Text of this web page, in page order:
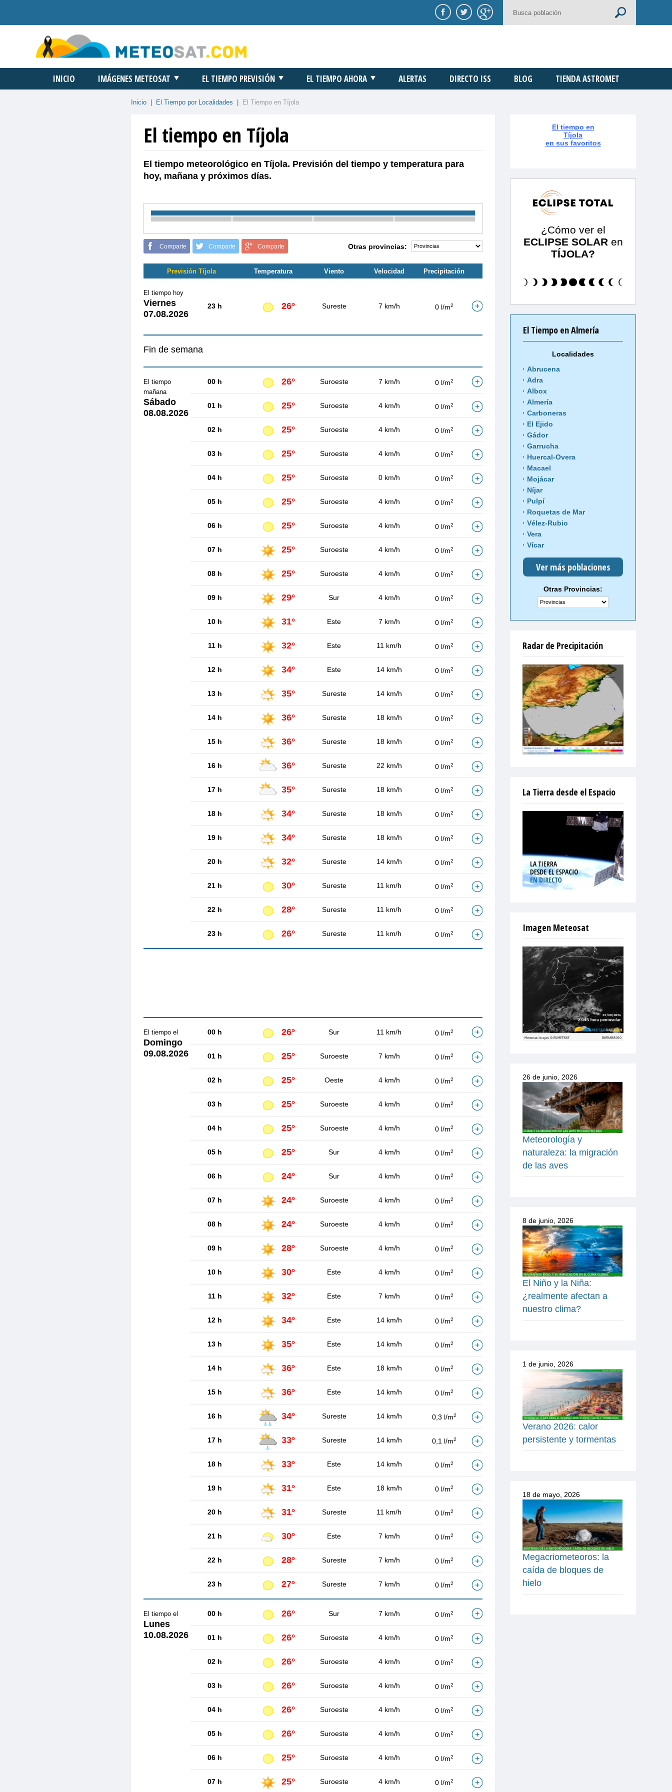
INICIO IMÁGENES METEOSAT EL TIEMPO PREVISIÓN EL TIEMPO AHORA ALERTAS DIRECTO ISS BLOG TIENDA ASTROMET
Inicio El Tiempo por Localidades El Tiempo en Tíjola
El tiempo en Tíjola
El tiempo meteorológico en Tíjola. Previsión del tiempo y temperatura para
hoy, mañana y próximos días.
Comparte Comparte Comparte Otras provincias:
Previsión Tíjola Temperatura Viento Velocidad Precipitación
El tiempo hoy
Viernes
07.08.2026
23 h 26° Sureste 7 km/h 0 l/m2
Fin de semana
El tiempo
mañana
Sábado
08.08.2026
00 h 26° Suroeste 7 km/h 0 l/m2
01 h 25° Suroeste 4 km/h 0 l/m2
02 h 25° Suroeste 4 km/h 0 l/m2
03 h 25° Suroeste 4 km/h 0 l/m2
04 h 25° Suroeste 0 km/h 0 l/m2
05 h 25° Suroeste 4 km/h 0 l/m2
06 h 25° Suroeste 4 km/h 0 l/m2
07 h 25° Suroeste 4 km/h 0 l/m2
08 h 25° Suroeste 4 km/h 0 l/m2
09 h 29° Sur 4 km/h 0 l/m2
10 h 31° Este 7 km/h 0 l/m2
11 h 32° Este 11 km/h 0 l/m2
12 h 34° Este 14 km/h 0 l/m2
13 h 35° Sureste 14 km/h 0 l/m2
14 h 36° Sureste 18 km/h 0 l/m2
15 h 36° Sureste 18 km/h 0 l/m2
16 h 36° Sureste 22 km/h 0 l/m2
17 h 35° Sureste 18 km/h 0 l/m2
18 h 34° Sureste 18 km/h 0 l/m2
19 h 34° Sureste 18 km/h 0 l/m2
20 h 32° Sureste 14 km/h 0 l/m2
21 h 30° Sureste 11 km/h 0 l/m2
22 h 28° Sureste 11 km/h 0 l/m2
23 h 26° Sureste 11 km/h 0 l/m2
El tiempo el
Domingo
09.08.2026
00 h 26° Sur 11 km/h 0 l/m2
01 h 25° Suroeste 7 km/h 0 l/m2
02 h 25° Oeste 4 km/h 0 l/m2
03 h 25° Suroeste 4 km/h 0 l/m2
04 h 25° Suroeste 4 km/h 0 l/m2
05 h 25° Sur 4 km/h 0 l/m2
06 h 24° Sur 4 km/h 0 l/m2
07 h 24° Suroeste 4 km/h 0 l/m2
08 h 24° Suroeste 4 km/h 0 l/m2
09 h 28° Suroeste 4 km/h 0 l/m2
10 h 30° Este 4 km/h 0 l/m2
11 h 32° Este 7 km/h 0 l/m2
12 h 34° Este 14 km/h 0 l/m2
13 h 35° Este 14 km/h 0 l/m2
14 h 36° Este 18 km/h 0 l/m2
15 h 36° Este 14 km/h 0 l/m2
16 h 34° Sureste 14 km/h 0,3 l/m2
17 h 33° Sureste 14 km/h 0,1 l/m2
18 h 33° Este 14 km/h 0 l/m2
19 h 31° Este 18 km/h 0 l/m2
20 h 31° Sureste 11 km/h 0 l/m2
21 h 30° Este 7 km/h 0 l/m2
22 h 28° Sureste 7 km/h 0 l/m2
23 h 27° Sureste 7 km/h 0 l/m2
El tiempo el
Lunes
10.08.2026
00 h 26° Sur 7 km/h 0 l/m2
01 h 26° Suroeste 4 km/h 0 l/m2
02 h 26° Suroeste 4 km/h 0 l/m2
03 h 26° Suroeste 4 km/h 0 l/m2
04 h 26° Suroeste 4 km/h 0 l/m2
05 h 26° Suroeste 4 km/h 0 l/m2
06 h 25° Suroeste 4 km/h 0 l/m2
07 h 25° Suroeste 4 km/h 0 l/m2
El tiempo en
Tíjola
en sus favoritos
¿Cómo ver el
ECLIPSE SOLAR en
TÍJOLA?
El Tiempo en Almería
Localidades
Abrucena
Adra
Albox
Almería
Carboneras
El Ejido
Gádor
Garrucha
Huercal-Overa
Macael
Mojácar
Níjar
Pulpí
Roquetas de Mar
Vélez-Rubio
Vera
Vícar
Ver más poblaciones
Otras Provincias:
Radar de Precipitación
La Tierra desde el Espacio
Imagen Meteosat
26 de junio, 2026
Meteorología y
naturaleza: la migración
de las aves
8 de junio, 2026
El Niño y la Niña:
¿realmente afectan a
nuestro clima?
1 de junio, 2026
Verano 2026: calor
persistente y tormentas
18 de mayo, 2026
Megacriometeoros: la
caída de bloques de
hielo